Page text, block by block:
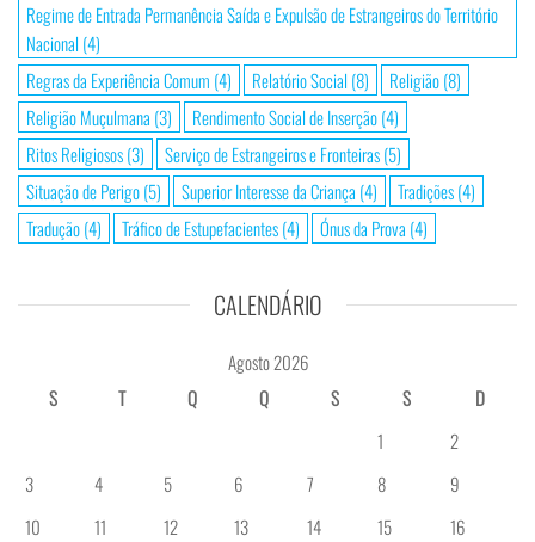
Regime de Entrada Permanência Saída e Expulsão de Estrangeiros do Território
Nacional (4)
Regras da Experiência Comum (4) Relatório Social (8) Religião(8)
Religião Muçulmana (3) Rendimento Social de Inserção(4)
Ritos Religiosos(3) Serviço de Estrangeiros e Fronteiras(5)
Situação de Perigo(5) Superior Interesse da Criança (4) Tradições(4)
Tradução(4) Tráfico de Estupefacientes(4) Ónus da Prova (4)
CALENDÁRIO
Agosto 2026
S
T Q Q S S
D
1
2
3
4 5 6 7 8
9
10
11 12 13 14 15
16